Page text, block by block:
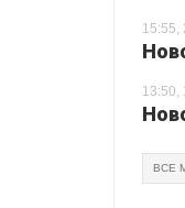
15:55,
13:50,
ВСЕ